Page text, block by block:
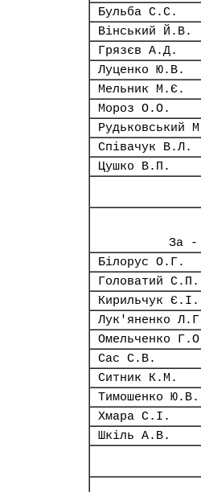
Бульба С.С.
Вінський Й.В.
Грязєв А.Д.
Луценко Ю.В.
Мельник М.Є.
Мороз О.О.
Рудьковський
Співачук В.Л.
Цушко В.П.
За -
Білорус О.Г.
Головатий С.П.
Кирильчук Є.І.
Лук'яненко
Омельченко
Сас С.В.
Ситник К.М.
Тимошенко Ю.В.
Хмара С.І.
Шкіль А.В.